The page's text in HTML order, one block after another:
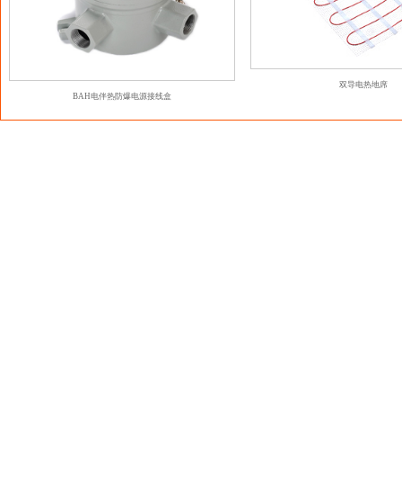
BAH电伴热防爆电源接线盒
双导电热地席